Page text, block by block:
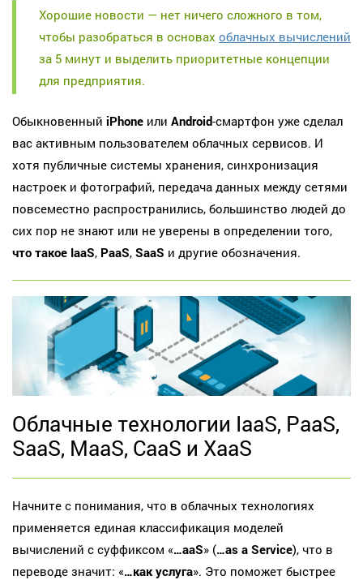
Хорошие новости — нет ничего сложного в том,
чтобы разобраться в основах облачных вычислений
за 5 минут и выделить приоритетные концепции
для предприятия.
Обыкновенный iPhone или Android-смартфон уже сделал
вас активным пользователем облачных сервисов. И
хотя публичные системы хранения, синхронизация
настроек и фотографий, передача данных между сетями
повсеместно распространились, большинство людей до
сих пор не знают или не уверены в определении того,
что такое IaaS, PaaS, SaaS и другие обозначения.
Облачные технологии IaaS, PaaS,
SaaS, MaaS, CaaS и XaaS
Начните с понимания, что в облачных технологиях
применяется единая классификация моделей
вычислений с суффиксом «…aaS» (…as a Service), что в
переводе значит: «…как услуга». Это поможет быстрее